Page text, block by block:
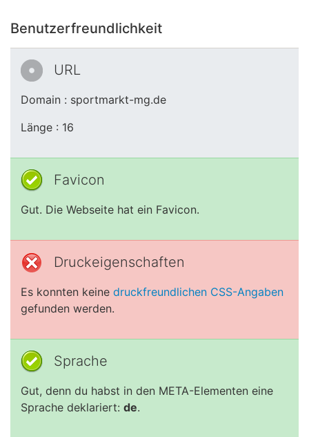
Benutzerfreundlichkeit
URL
Domain : sportmarkt-mg.de
Länge : 16
Favicon
Gut. Die Webseite hat ein Favicon.
Druckeigenschaften
Es konnten keine druckfreundlichen CSS-Angaben
gefunden werden.
Sprache
Gut, denn du habst in den META-Elementen eine
Sprache deklariert: de.